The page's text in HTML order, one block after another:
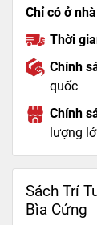
Chỉ có ở
Thời
Chính
quốc
Chính
lượng
Sách Trí
Bìa Cứng